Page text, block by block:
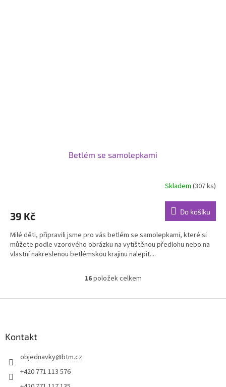
Betlém se samolepkami
je
z
5
hvězdiček.
Skladem(307 ks)
39 Kč Do košíku
Milé děti, připravili jsme pro vás betlém se samolepkami, které si
můžete podle vzorového obrázku na vytištěnou předlohu nebo na
vlastní nakreslenou betlémskou krajinu nalepit....
O
l
16položek celkem
Kontakt
objednavky@btm.cz
+420 771 113 576